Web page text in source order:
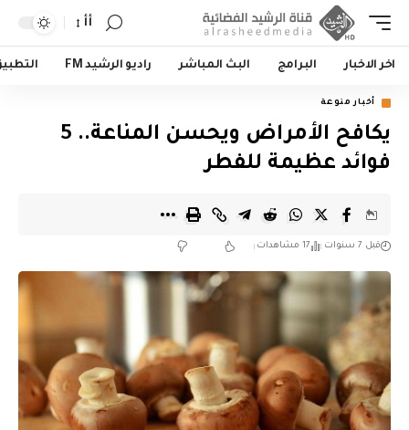
أأ
اخر الاخبار البرامج البث المباشر راديو الرشيد FM
أخبار منوعة
يكافح الأمراض ويحسن المناعة.. 5
فوائد عظيمة للفطر
قبل 7 سنوات 17 مشاهدات